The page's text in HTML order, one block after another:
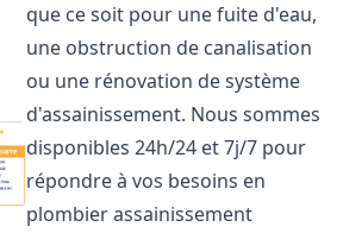
que ce soit pour une fuite d'eau,
une obstruction de canalisation
ou une rénovation de système
d'assainissement. Nous sommes
disponibles 24h/24 et 7j/7 pour
répondre à vos besoins en
plombier assainissement